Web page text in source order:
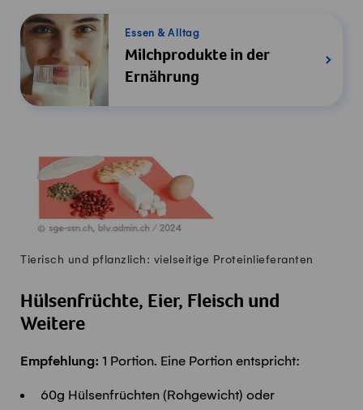
Essen & Alltag
Milchprodukte in der
Ernährung
Tierisch und pflanzlich: vielseitige Proteinlieferanten
Hülsenfrüchte, Eier, Fleisch und
Weitere
Empfehlung: 1 Portion. Eine Portion entspricht:
60g Hülsenfrüchten (Rohgewicht) oder